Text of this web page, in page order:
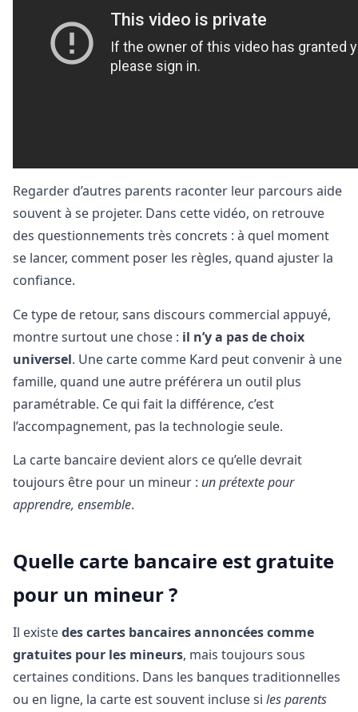
Regarder d’autres parents raconter leur parcours aide
souvent à se projeter. Dans cette vidéo, on retrouve
des questionnements très concrets : à quel moment
se lancer, comment poser les règles, quand ajuster la
confiance.
Ce type de retour, sans discours commercial appuyé,
montre surtout une chose : il n’y a pas de choix
universel. Une carte comme Kard peut convenir à une
famille, quand une autre préférera un outil plus
paramétrable. Ce qui fait la différence, c’est
l’accompagnement, pas la technologie seule.
La carte bancaire devient alors ce qu’elle devrait
toujours être pour un mineur : un prétexte pour
apprendre, ensemble.
Quelle carte bancaire est gratuite
pour un mineur ?
Il existedes cartes bancaires annoncées comme
gratuites pour les mineurs, mais toujours sous
certaines conditions. Dans les banques traditionnelles
ou en ligne, la carte est souvent incluse si les parents